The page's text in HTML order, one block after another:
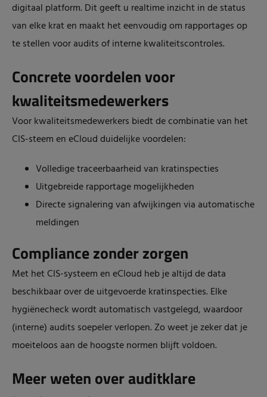
digitaal platform. Dit geeft u realtime inzicht in de status
van elke krat en maakt het eenvoudig om rapportages op
te stellen voor audits of interne kwaliteitscontroles.
Concrete voordelen voor
kwaliteitsmedewerkers
Voor kwaliteitsmedewerkers biedt de combinatie van het
CIS-steem en eCloud duidelijke voordelen:
Volledige traceerbaarheid van kratinspecties
Uitgebreide rapportage mogelijkheden
Directe signalering van afwijkingen via automatische
meldingen
Compliance zonder zorgen
Met het CIS-systeem en eCloud heb je altijd de data
beschikbaar over de uitgevoerde kratinspecties. Elke
hygiënecheck wordt automatisch vastgelegd, waardoor
(interne) audits soepeler verlopen. Zo weet je zeker dat je
moeiteloos aan de hoogste normen blijft voldoen.
Meer weten over auditklare